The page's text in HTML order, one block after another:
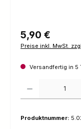
Regulärer Preis:
5,90 €
Preise inkl. MwSt.
Versandfertig in 5
Produktnummer: